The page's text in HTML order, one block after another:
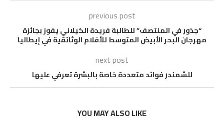
previous post
“جذور في المنتصف” للطالبة فريدة الكيلاني يفوز بجائزة
مهرجان البحر الأبيض المتوسط للأفلام الوثائقية في إيطاليا
next post
للشمندر فوائد متعددة خاصة بالبشرة تعرفي عليها
YOU MAY ALSO LIKE